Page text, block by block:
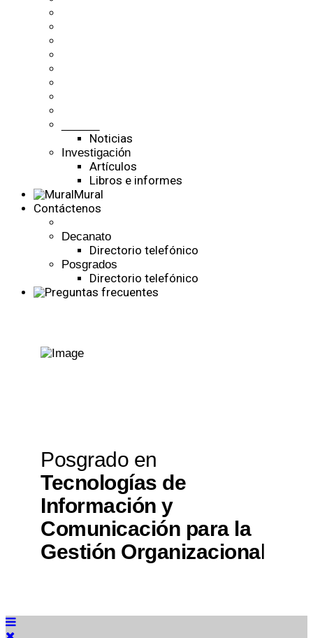
Noticias
Investigación
Artículos
Libros e informes
Mural
Contáctenos
Decanato
Directorio telefónico
Posgrados
Directorio telefónico
Posgrado en
Tecnologías de
Información y
Comunicación para la
Gestión Organizacional